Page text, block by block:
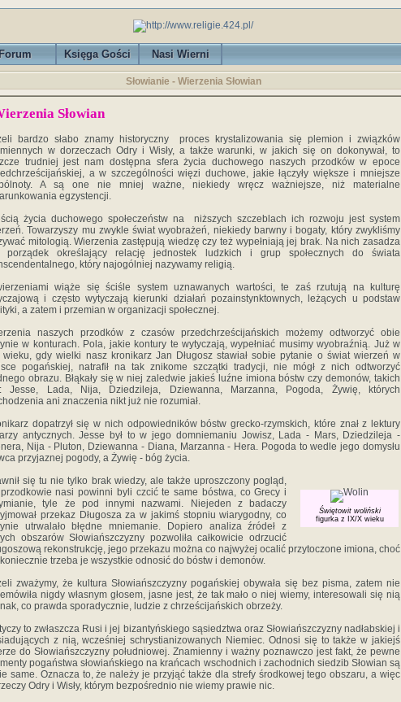
Forum Księga Gości Nasi Wierni
Słowianie - Wierzenia Słowian
Słowian
bardzo słabo znamy historyczny proces krystalizowania się plemion i związków
w dorzeczach Odry i Wisły, a także warunki, w jakich się on dokonywał, to
trudniej jest nam dostępna sfera życia duchowego naszych przodków w epoce
a w szczególności więzi duchowe, jakie łączyły większe i mniejsze
A są one nie mniej ważne, niekiedy wręcz ważniejsze, niż materialne
egzystencji.
życia duchowego społeczeństw na niższych szczeblach ich rozwoju jest system
Towarzyszy mu zwykle świat wyobrażeń, niekiedy barwny i bogaty, który zwykliśmy
mitologią. Wierzenia zastępują wiedzę czy też wypełniają jej brak. Na nich zasadza
porządek określający relację jednostek ludzkich i grup społecznych do świata
który najogólniej nazywamy religią.
wiąże się ściśle system uznawanych wartości, te zaś rzutują na kulturę
i często wytyczają kierunki działań pozainstynktownych, leżących u podstaw
a zatem i przemian w organizacji społecznej.
naszych przodków z czasów przedchrześcijańskich możemy odtworzyć obie
w konturach. Pola, jakie kontury te wytyczają, wypełniać musimy wyobraźnią. Już w
wieku, gdy wielki nasz kronikarz Jan Długosz stawiał sobie pytanie o świat wierzeń w
pogańskiej, natrafił na tak znikome szczątki tradycji, nie mógł z nich odtworzyć
obrazu. Błąkały się w niej zaledwie jakieś luźne imiona bóstw czy demonów, takich
Jesse, Lada, Nija, Dziedzileja, Dziewanna, Marzanna, Pogoda, Żywię, których
ani znaczenia nikt już nie rozumiał.
dopatrzył się w nich odpowiedników bóstw grecko-rzymskich, które znał z lektury
antycznych. Jesse był to w jego domniemaniu Jowisz, Lada - Mars, Dziedzileja -
Nija - Pluton, Dziewanna - Diana, Marzanna - Hera. Pogoda to wedle jego domysłu
przyjaznej pogody, a Żywię - bóg życia.
Świętowit woliński
figurka z IX/X wieku
się tu nie tylko brak wiedzy, ale także uproszczony pogląd,
nasi powinni byli czcić te same bóstwa, co Grecy i
tyle że pod innymi nazwami. Niejeden z badaczy
przekaz Długosza za w jakimś stopniu wiarygodny, co
utrwalało błędne mniemanie. Dopiero analiza źródeł z
obszarów Słowiańszczyzny pozwoliła całkowicie odrzucić
rekonstrukcję, jego przekazu można co najwyżej ocalić przytoczone imiona, choć
trzeba je wszystkie odnosić do bóstw i demonów.
zważymy, że kultura Słowiańszczyzny pogańskiej obywała się bez pisma, zatem nie
nigdy własnym głosem, jasne jest, że tak mało o niej wiemy, interesowali się nią
co prawda sporadycznie, ludzie z chrześcijańskich obrzeży.
to zwłaszcza Rusi i jej bizantyńskiego sąsiedztwa oraz Słowiańszczyzny nadłabskiej i
z nią, wcześniej schrystianizowanych Niemiec. Odnosi się to także w jakiejś
do Słowiańszczyzny południowej. Znamienny i ważny poznawczo jest fakt, że pewne
pogaństwa słowiańskiego na krańcach wschodnich i zachodnich siedzib Słowian są
same. Oznacza to, że należy je przyjąć także dla strefy środkowej tego obszaru, a więc
Odry i Wisły, którym bezpośrednio nie wiemy prawie nic.